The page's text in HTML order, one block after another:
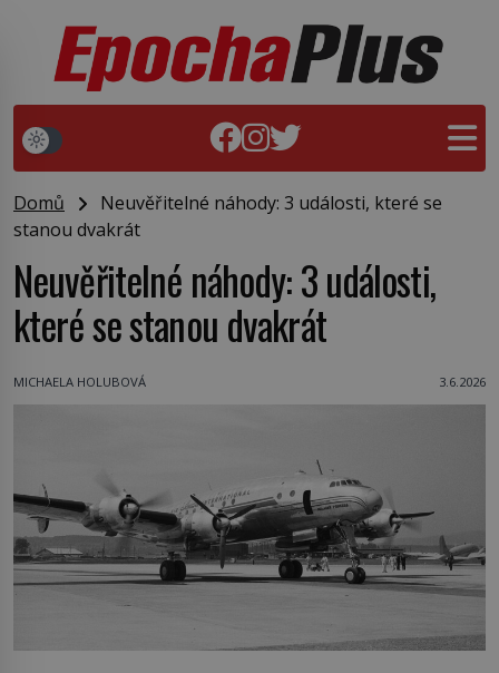
Domů
Neuvěřitelné náhody: 3 události, které se
stanou dvakrát
Neuvěřitelné náhody: 3 události,
které se stanou dvakrát
MICHAELA HOLUBOVÁ 3.6.2026